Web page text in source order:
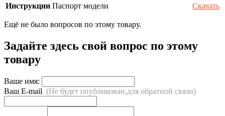
Инструкции Паспорт модели Скачать
Ещё не было вопросов по этому товару.
Задайте здесь свой вопрос по этому
товару
Ваше имя:
Ваш E-mail (Не будет опубликован,для обратной связи)